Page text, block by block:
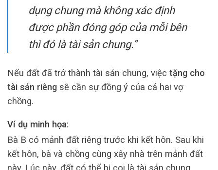
dụng chung mà không xác định
được phần đóng góp của mỗi bên
thì đó là tài sản chung.”
Nếu đất đã trở thành tài sản chung, việc tặng cho
tài sản riêng sẽ cần sự đồng ý của cả hai vợ
chồng.
Ví dụ minh họa:
Bà B có mảnh đất riêng trước khi kết hôn. Sau khi
kết hôn, bà và chồng cùng xây nhà trên mảnh đất